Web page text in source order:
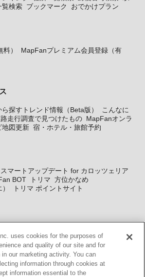
覧検索 ブックマーク おでかけプラン
）
MapFanプレミアム会員登録（有
探すトレンド情報（Beta版）
こんなに
走行調査で見つけたもの MapFanオンラ
地図更新 宿・ホテル・旅館予約
スマートアップデート for カロッツェリア
BOT トリマ 方位かなめ
トリマ ポイントサイト
報サービス WEBサイト・システム向け地
け地図開発キット MapFan DB 住所確認
トリマ広告 Geo-Research
uses cookies for the purposes of
and quality of our site and for
our marketing activity. You can
information through cookies at
information essential to the